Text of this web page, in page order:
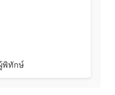
พิทักษ์